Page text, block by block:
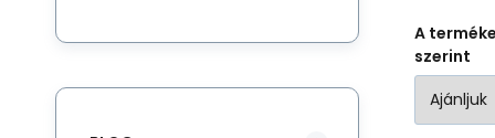
A
szerint